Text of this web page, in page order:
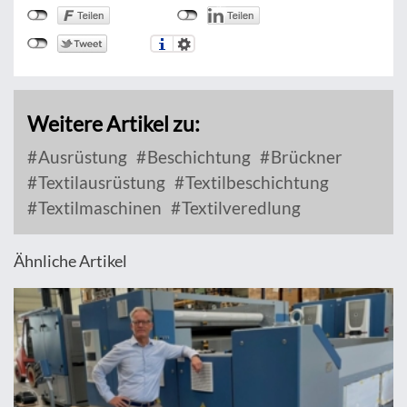
Weitere Artikel zu:
Ausrüstung Beschichtung
Brückner
Textilausrüstung
Textilbeschichtung
Textilmaschinen
Textilveredlung
Ähnliche Artikel